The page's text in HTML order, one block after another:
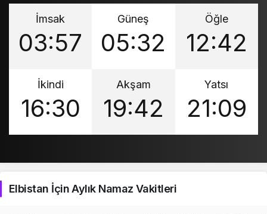
İmsak
03:57
Güneş
05:32
Öğle
12:42
İkindi
16:30
Akşam
19:42
Yatsı
21:09
Elbistan İçin Aylık Namaz Vakitleri